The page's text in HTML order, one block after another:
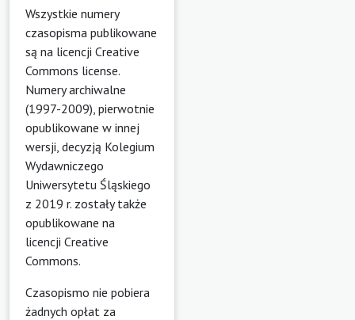
Wszystkie numery
czasopisma publikowane
są na licencji Creative
Commons license.
Numery archiwalne
(1997-2009), pierwotnie
opublikowane w innej
wersji, decyzją Kolegium
Wydawniczego
Uniwersytetu Śląskiego
z 2019 r. zostały także
opublikowane na
licencji Creative
Commons.
Czasopismo nie pobiera
żadnych opłat za